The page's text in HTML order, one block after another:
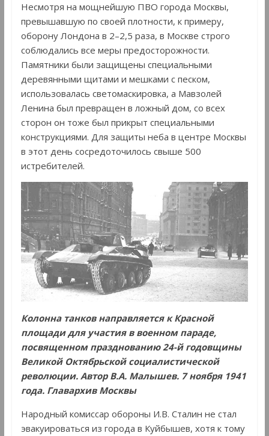
Несмотря на мощнейшую ПВО города Москвы,
превышавшую по своей плотности, к примеру,
оборону Лондона в 2–2,5 раза, в Москве строго
соблюдались все меры предосторожности.
Памятники были защищены специальными
деревянными щитами и мешками с песком,
использовалась светомаскировка, а Мавзолей
Ленина был превращен в ложный дом, со всех
сторон он тоже был прикрыт специальными
конструкциями. Для защиты неба в центре Москвы
в этот день сосредоточилось свыше 500
истребителей.
Колонна танков направляется к Красной
площади для участия в военном параде,
посвященном празднованию 24-й годовщины
Великой Октябрьской социалистической
революции. Автор В.А. Малышев. 7 ноября 1941
года. Главархив Москвы
Народный комиссар обороны И.В. Сталин не стал
эвакуироваться из города в Куйбышев, хотя к тому